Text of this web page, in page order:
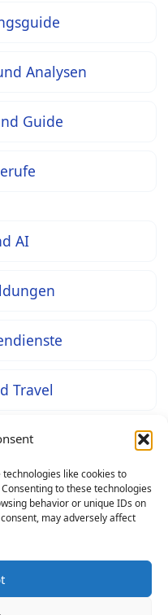
like cookies to
to these technologies
behavior or unique IDs on
may adversely affect
Analysen
Guide
AI
Travel
Apps
Inhalten
keine Mehrkosten – als
eine prozentuale